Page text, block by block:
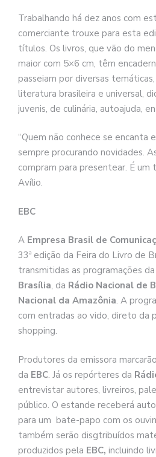
Trabalhando há dez anos com
comerciante trouxe para esta
títulos. Os livros, que vão do
maior com 5×6 cm, têm
passeiam por diversas
literatura brasileira e universal,
juvenis, de culinária, autoajuda,
“Quem não conhece se encanta
sempre procurando novidades.
compram para presentear. É um
Avílio.
EBC
A Empresa Brasil de
33ª edição da Feira do Livro de
transmitidas as programações da
Brasília, da Rádio Nacional de
Nacional da Amazônia. A
com entradas ao vido, direto da
shopping.
Produtores da emissora
da EBC. Já os repórteres da
entrevistar autores, livreiros,
público. O estande receberá
para um bate-papo com os
também serão disgtribuídos
produzidos pela EBC, incluindo